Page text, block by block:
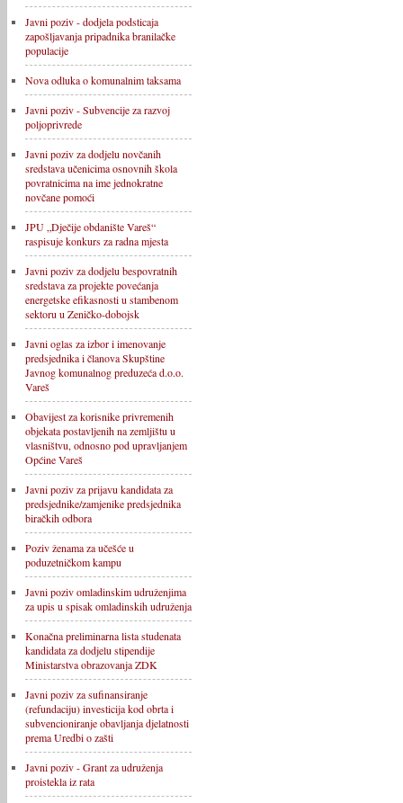
Javni poziv - dodjela podsticaja
zapošljavanja pripadnika branilačke
populacije
Nova odluka o komunalnim taksama
Javni poziv - Subvencije za razvoj
poljoprivrede
Javni poziv za dodjelu novčanih
sredstava učenicima osnovnih škola
povratnicima na ime jednokratne
novčane pomoći
JPU „Dječije obdanište Vareš“
raspisuje konkurs za radna mjesta
Javni poziv za dodjelu bespovratnih
sredstava za projekte povećanja
energetske efikasnosti u stambenom
sektoru u Zeničko-dobojsk
Javni oglas za izbor i imenovanje
predsjednika i članova Skupštine
Javnog komunalnog preduzeća d.o.o.
Vareš
Obavijest za korisnike privremenih
objekata postavljenih na zemljištu u
vlasništvu, odnosno pod upravljanjem
Općine Vareš
Javni poziv za prijavu kandidata za
predsjednike/zamjenike predsjednika
biračkih odbora
Poziv ženama za učešće u
poduzetničkom kampu
Javni poziv omladinskim udruženjima
za upis u spisak omladinskih udruženja
Konačna preliminarna lista studenata
kandidata za dodjelu stipendije
Ministarstva obrazovanja ZDK
Javni poziv za sufinansiranje
(refundaciju) investicija kod obrta i
subvencioniranje obavljanja djelatnosti
prema Uredbi o zašti
Javni poziv - Grant za udruženja
proistekla iz rata